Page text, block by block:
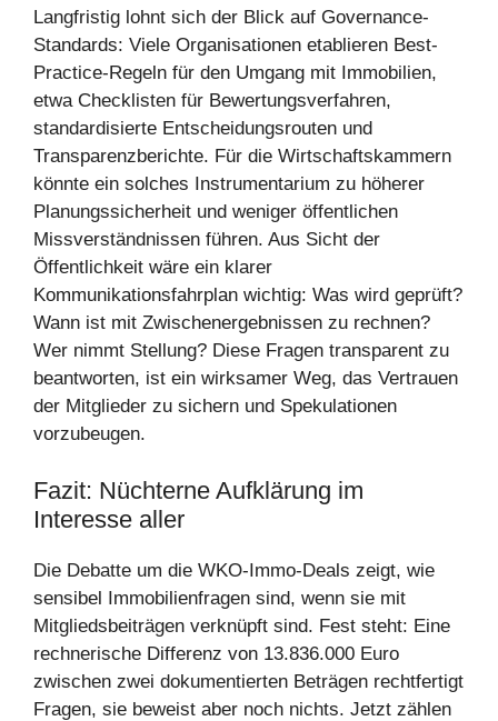
Langfristig lohnt sich der Blick auf Governance-
Standards: Viele Organisationen etablieren Best-
Practice-Regeln für den Umgang mit Immobilien,
etwa Checklisten für Bewertungsverfahren,
standardisierte Entscheidungsrouten und
Transparenzberichte. Für die Wirtschaftskammern
könnte ein solches Instrumentarium zu höherer
Planungssicherheit und weniger öffentlichen
Missverständnissen führen. Aus Sicht der
Öffentlichkeit wäre ein klarer
Kommunikationsfahrplan wichtig: Was wird geprüft?
Wann ist mit Zwischenergebnissen zu rechnen?
Wer nimmt Stellung? Diese Fragen transparent zu
beantworten, ist ein wirksamer Weg, das Vertrauen
der Mitglieder zu sichern und Spekulationen
vorzubeugen.
Fazit: Nüchterne Aufklärung im
Interesse aller
Die Debatte um die WKO-Immo-Deals zeigt, wie
sensibel Immobilienfragen sind, wenn sie mit
Mitgliedsbeiträgen verknüpft sind. Fest steht: Eine
rechnerische Differenz von 13.836.000 Euro
zwischen zwei dokumentierten Beträgen rechtfertigt
Fragen, sie beweist aber noch nichts. Jetzt zählen